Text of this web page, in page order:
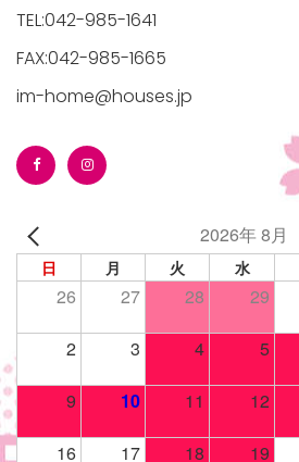
TEL:042-985-1641
FAX:042-985-1665
im-home@houses.jp
2026年 8月
日 月 火 水
26 27 28 29
2 3 4 5
9 10 11 12
16 17 18 19